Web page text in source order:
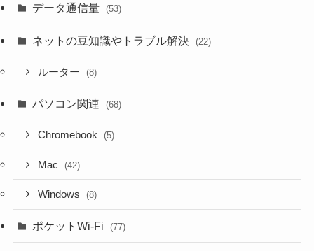
データ通信量 (53)
ネットの豆知識やトラブル解決 (22)
ルーター (8)
パソコン関連 (68)
Chromebook (5)
Mac (42)
Windows (8)
ポケットWi-Fi (77)